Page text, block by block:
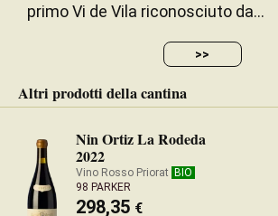
primo Vi de Vila riconosciuto da...
>>
Altri prodotti della cantina
Nin Ortiz La Rodeda
2022
Vino Rosso Priorat BIO
98 PARKER
298,35 €